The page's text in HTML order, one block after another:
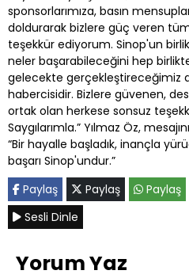
sponsorlarımıza, basın
doldurarak bizlere güç veren
teşekkür ediyorum. Sinop'un
neler başarabileceğini hep
gelecekte gerçekleştireceğimiz
habercisidir. Bizlere güvenen,
ortak olan herkese sonsuz
Saygılarımla.” Yılmaz Öz,
“Bir hayalle başladık, inançla
başarı Sinop'undur.”
Paylaş
Paylaş Paylaş
Sesli Dinle
Yorum Yaz